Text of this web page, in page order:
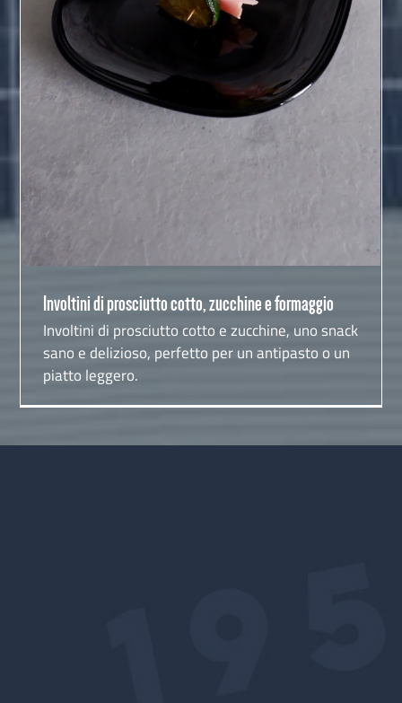
Involtini di prosciutto cotto, zucchine e formaggio
Involtini di prosciutto cotto, zucchine e formaggio
Involtini di prosciutto cotto e zucchine, uno snack
sano e delizioso, perfetto per un antipasto o un
piatto leggero.